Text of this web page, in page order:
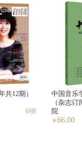
共12期）
69折
中国音乐
（杂志
院
￥ 66.00